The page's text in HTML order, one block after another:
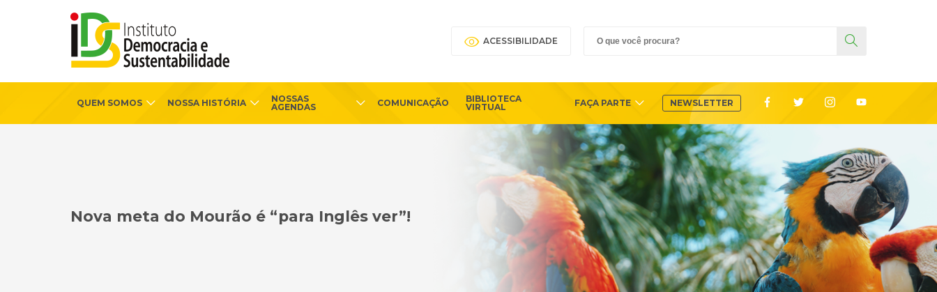
ACESSIBILIDADE
QUEM SOMOS NOSSA HISTÓRIA
NOSSAS
AGENDAS
COMUNICAÇÃO
BIBLIOTECA
VIRTUAL
FAÇA PARTE NEWSLETTER
Nova meta do Mourão é “para Inglês ver”!